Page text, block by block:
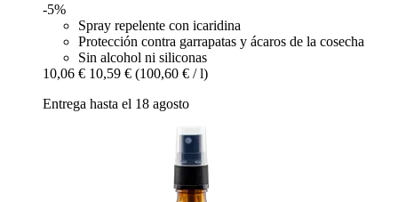
-5%
Spray repelente con icaridina
Protección contra garrapatas y ácaros de la cosecha
Sin alcohol ni siliconas
10,06 € 10,59 € (100,60 € / l)
Entrega hasta el 18 agosto